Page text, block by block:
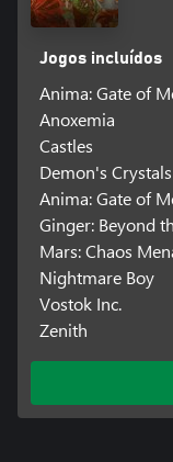
Jogos incluídos
Anima: Gate of
Anoxemia
Castles
Demon's Crystals
Anima: Gate of
Ginger: Beyond
Mars: Chaos
Nightmare Boy
Vostok Inc.
Zenith